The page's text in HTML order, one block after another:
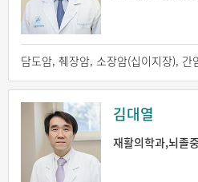
담도암, 췌장암, 소장암(십이지장), 간
김대열
재활의학과,뇌졸